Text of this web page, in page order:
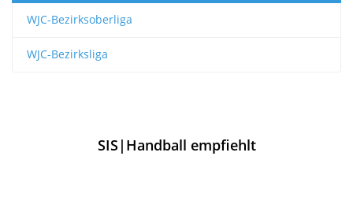
WJC-Bezirksoberliga
WJC-Bezirksliga
SIS|Handball empfiehlt